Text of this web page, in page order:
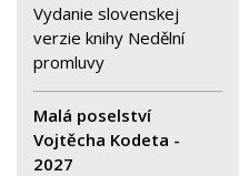
Vydanie slovenskej
verzie knihy Nedělní
promluvy
Malá poselství
Vojtěcha Kodeta -
2027